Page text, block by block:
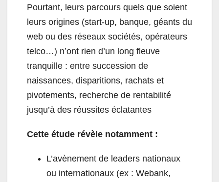
Pourtant, leurs parcours quels que soient
leurs origines (start-up, banque, géants du
web ou des réseaux sociétés, opérateurs
telco…) n’ont rien d’un long fleuve
tranquille : entre succession de
naissances, disparitions, rachats et
pivotements, recherche de rentabilité
jusqu’à des réussites éclatantes
Cette étude révèle notamment :
L’avènement de leaders nationaux
ou internationaux (ex : Webank,